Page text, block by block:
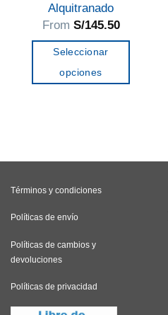
Alquitranado
From S/145.50
Seleccionar
opciones
Las
pueden
en
la
Términos y condiciones
Políticas de envío
Políticas de cambios y
devoluciones
Políticas de privacidad